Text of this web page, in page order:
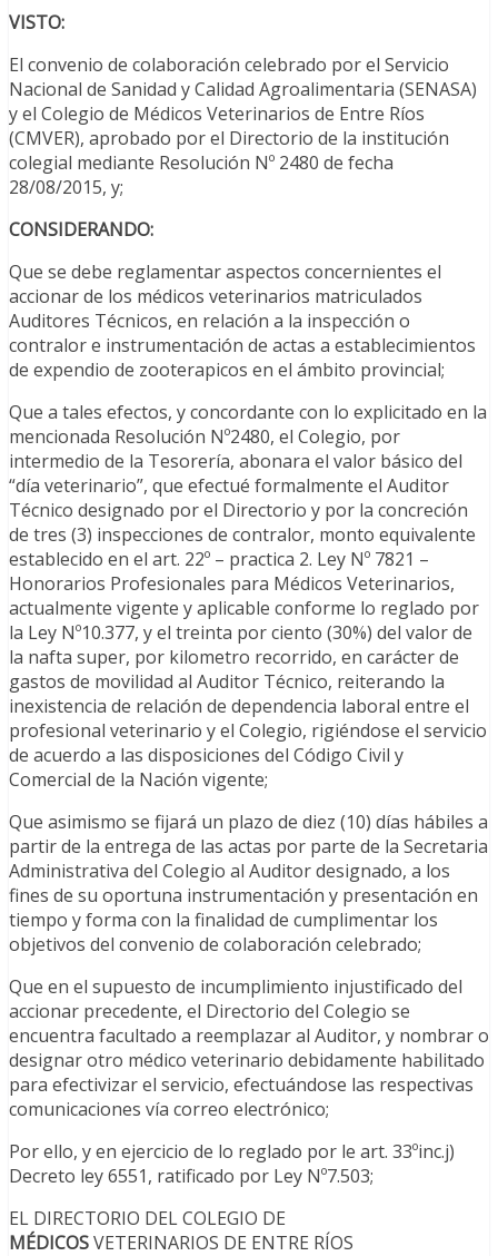
VISTO:
El convenio de colaboración celebrado por el Servicio
Nacional de Sanidad y Calidad Agroalimentaria (SENASA)
y el Colegio de Médicos Veterinarios de Entre Ríos
(CMVER), aprobado por el Directorio de la institución
colegial mediante Resolución Nº 2480 de fecha
28/08/2015, y;
CONSIDERANDO:
Que se debe reglamentar aspectos concernientes el
accionar de los médicos veterinarios matriculados
Auditores Técnicos, en relación a la inspección o
contralor e instrumentación de actas a establecimientos
de expendio de zooterapicos en el ámbito provincial;
Que a tales efectos, y concordante con lo explicitado en la
mencionada Resolución Nº2480, el Colegio, por
intermedio de la Tesorería, abonara el valor básico del
“día veterinario”, que efectué formalmente el Auditor
Técnico designado por el Directorio y por la concreción
de tres (3) inspecciones de contralor, monto equivalente
establecido en el art. 22º – practica 2. Ley Nº 7821 –
Honorarios Profesionales para Médicos Veterinarios,
actualmente vigente y aplicable conforme lo reglado por
la Ley Nº10.377, y el treinta por ciento (30%) del valor de
la nafta super, por kilometro recorrido, en carácter de
gastos de movilidad al Auditor Técnico, reiterando la
inexistencia de relación de dependencia laboral entre el
profesional veterinario y el Colegio, rigiéndose el servicio
de acuerdo a las disposiciones del Código Civil y
Comercial de la Nación vigente;
Que asimismo se fijará un plazo de diez (10) días hábiles a
partir de la entrega de las actas por parte de la Secretaria
Administrativa del Colegio al Auditor designado, a los
fines de su oportuna instrumentación y presentación en
tiempo y forma con la finalidad de cumplimentar los
objetivos del convenio de colaboración celebrado;
Que en el supuesto de incumplimiento injustificado del
accionar precedente, el Directorio del Colegio se
encuentra facultado a reemplazar al Auditor, y nombrar o
designar otro médico veterinario debidamente habilitado
para efectivizar el servicio, efectuándose las respectivas
comunicaciones vía correo electrónico;
Por ello, y en ejercicio de lo reglado por le art. 33ºinc.j)
Decreto ley 6551, ratificado por Ley Nº7.503;
EL DIRECTORIO DEL COLEGIO DE
MÉDICOSVETERINARIOS DE ENTRE RÍOS